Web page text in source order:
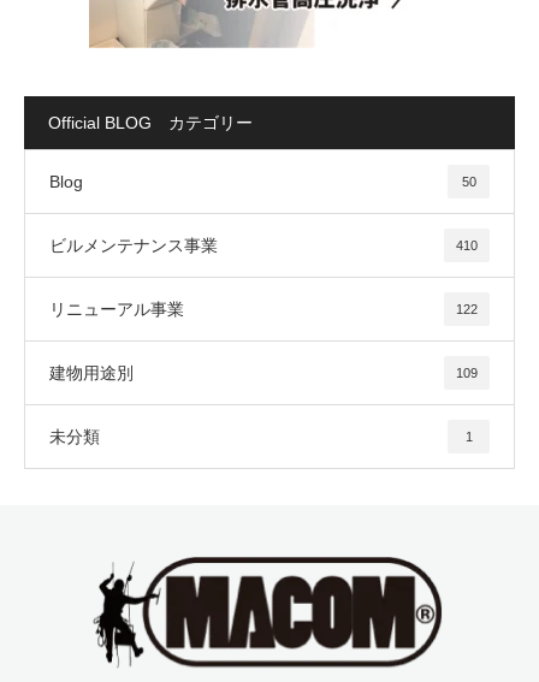
Official BLOG カテゴリー
Blog 50
ビルメンテナンス事業 410
リニューアル事業 122
建物用途別 109
未分類 1